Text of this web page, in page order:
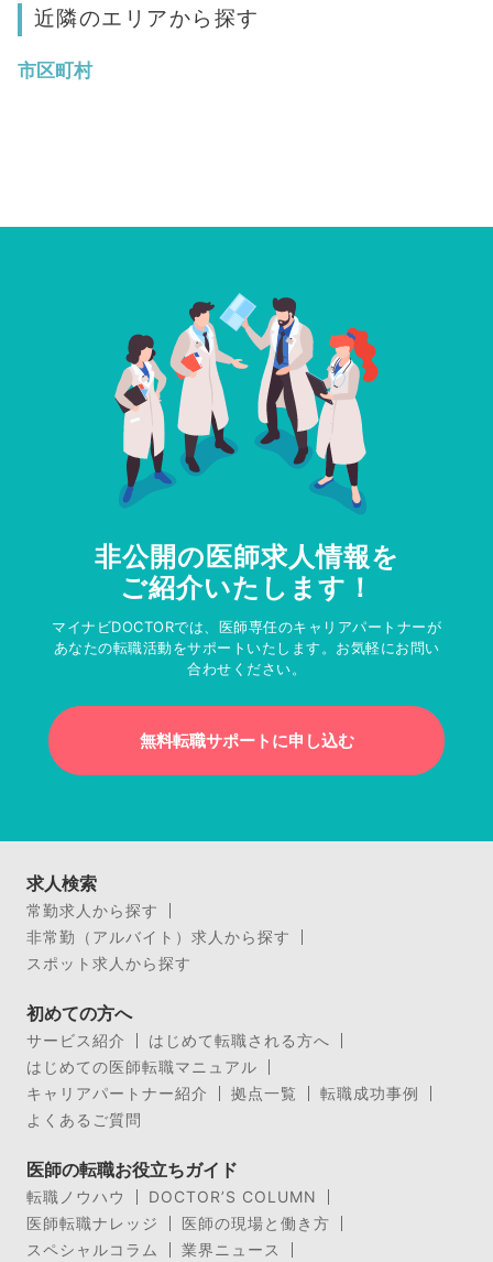
近隣のエリアから探す
市区町村
非公開の医師求人情報を
ご紹介いたします！
マイナビDOCTORでは、医師専任のキャリアパートナーが
あなたの転職活動をサポートいたします。お気軽にお問い
合わせください。
無料転職サポートに申し込む
求人検索
常勤求人から探す
非常勤（アルバイト）求人から探す
スポット求人から探す
初めての方へ
サービス紹介
はじめて転職される方へ
はじめての医師転職マニュアル
キャリアパートナー紹介
拠点一覧
転職成功事例
よくあるご質問
医師の転職お役立ちガイド
転職ノウハウ
DOCTOR’S COLUMN
医師転職ナレッジ
医師の現場と働き方
スペシャルコラム
業界ニュース